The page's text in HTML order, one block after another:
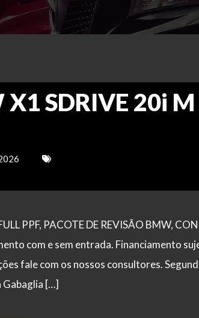
SDRIVE 20i
PPF, PACOTE DE REVISÃO BMW,
com e sem entrada. Financiamento
fale com os nossos consultores.
Gabaglia […]